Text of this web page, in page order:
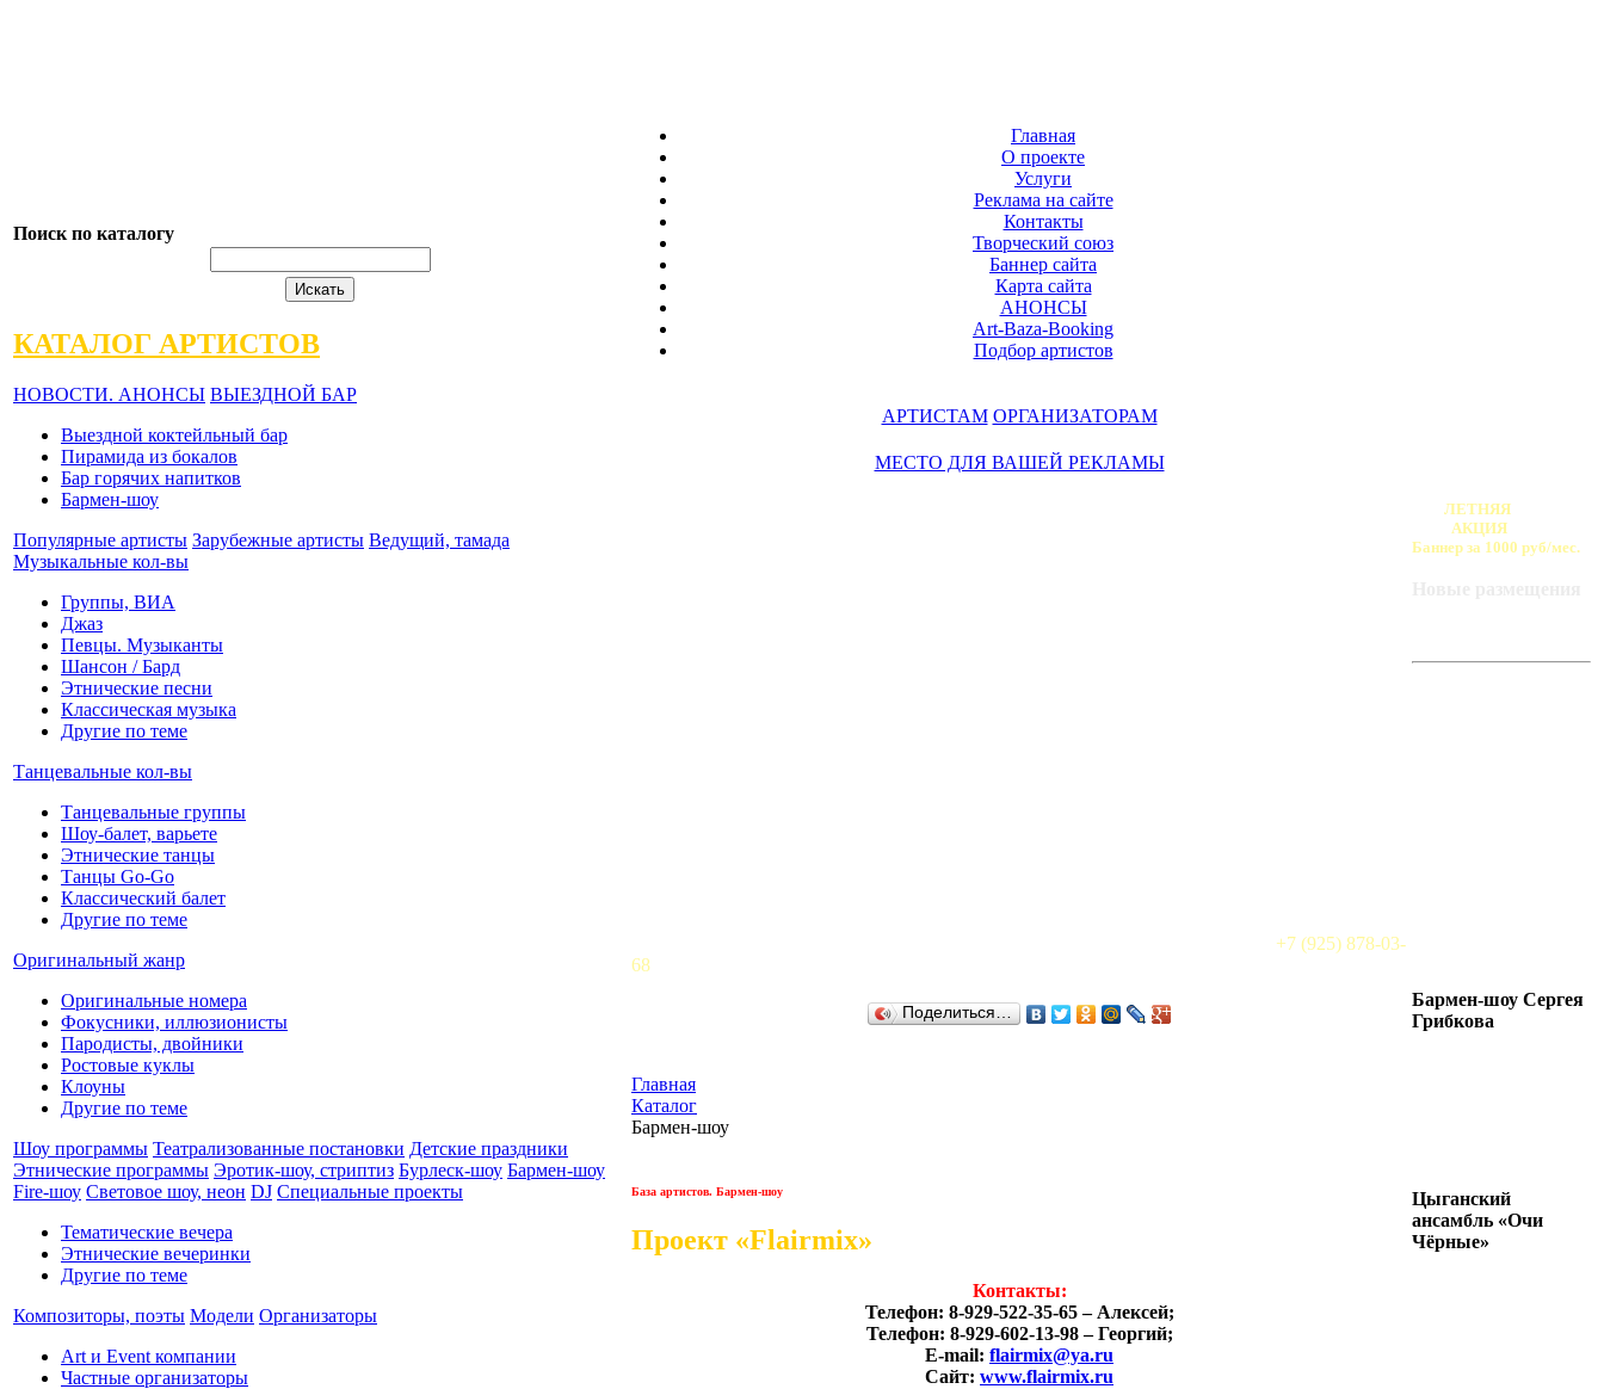
Поиск по каталогу
КАТАЛОГ АРТИСТОВ
НОВОСТИ. АНОНСЫ ВЫЕЗДНОЙ БАР
Выездной коктейльный бар
Пирамида из бокалов
Бар горячих напитков
Бармен-шоу
Популярные артисты Зарубежные артисты Ведущий, тамада
Музыкальные кол-вы
Группы, ВИА
Джаз
Певцы. Музыканты
Шансон / Бард
Этнические песни
Классическая музыка
Другие по теме
Танцевальные кол-вы
Танцевальные группы
Шоу-балет, варьете
Этнические танцы
Танцы Go-Go
Классический балет
Другие по теме
Оригинальный жанр
Оригинальные номера
Фокусники, иллюзионисты
Пародисты, двойники
Ростовые куклы
Клоуны
Другие по теме
Шоу программы Театрализованные постановки Детские праздники
Этнические программы Эротик-шоу, стриптиз Бурлеск-шоу Бармен-шоу
Fire-шоу Световое шоу, неон DJ Специальные проекты
Тематические вечера
Этнические вечеринки
Другие по теме
Композиторы, поэты Модели Организаторы
Art и Event компании
Частные организаторы
Главная
О проекте
Услуги
Реклама на сайте
Контакты
Творческий союз
Баннер сайта
Карта сайта
АНОНСЫ
Art-Baza-Booking
Подбор артистов
АРТИСТАМ ОРГАНИЗАТОРАМ
МЕСТО ДЛЯ ВАШЕЙ РЕКЛАМЫ
+7 (925) 878-03-
68
Поделиться…
Главная
Каталог
Бармен-шоу
База артистов. Бармен-шоу
Проект «Flairmix»
Контакты:
Телефон: 8-929-522-35-65 – Алексей;
Телефон: 8-929-602-13-98 – Георгий;
E-mail: flairmix@ya.ru
Сайт: www.flairmix.ru
ЛЕТНЯЯ
АКЦИЯ
Баннер за 1000 руб/мес.
Бармен-шоу Сергея
Грибкова
Цыганский
ансамбль «Очи
Чёрные»